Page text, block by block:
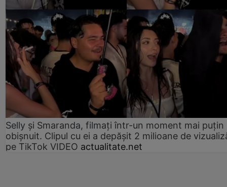
Selly și Smaranda, filmați într-un moment mai puțin
obișnuit. Clipul cu ei a depășit 2 milioane de
pe TikTok VIDEO actualitate.net